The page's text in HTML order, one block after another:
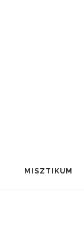
MISZTIKUM